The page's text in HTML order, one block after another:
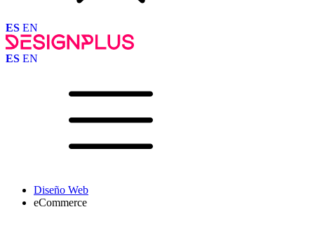
ES EN
ES EN
Diseño Web
eCommerce